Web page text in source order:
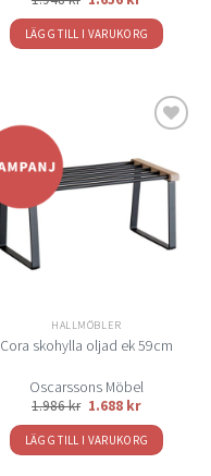
LÄGG TILL I VARUKORG
Lägg
till i
önskelistan
HALLMÖBLER
Cora skohylla oljad ek 59cm
Oscarssons Möbel
1.986kr 1.688 kr
LÄGG TILL I VARUKORG